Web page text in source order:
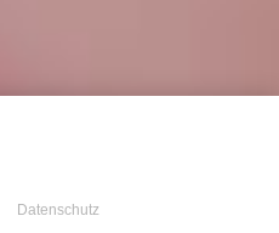
Datenschutz